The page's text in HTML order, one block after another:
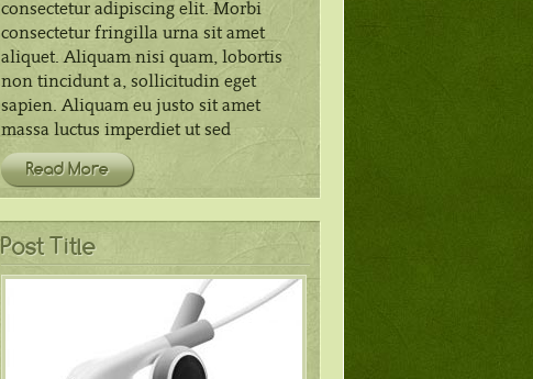
consectetur adipiscing elit. Morbi
consectetur fringilla urna sit amet
aliquet. Aliquam nisi quam, lobortis
non tincidunt a, sollicitudin eget
sapien. Aliquam eu justo sit amet
massa luctus imperdiet ut sed
Read More
Post Title